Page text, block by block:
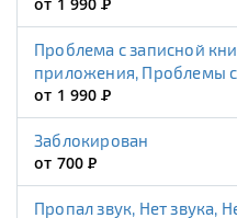
от 1 990Р
Проблема с записной
приложения, Проблемы
от 1 990Р
Заблокирован
от 700Р
Пропал звук, Нет звука,